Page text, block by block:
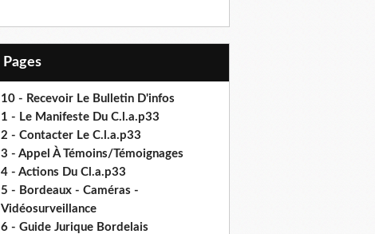
Pages
10 - Recevoir Le Bulletin D'infos
1 - Le Manifeste Du C.l.a.p33
2 - Contacter Le C.l.a.p33
3 - Appel À Témoins/Témoignages
4 - Actions Du Cl.a.p33
5 - Bordeaux - Caméras -
Vidéosurveillance
6 - Guide Jurique Bordelais